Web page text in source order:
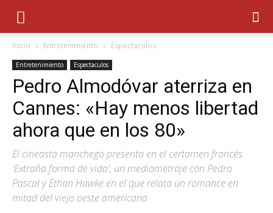
Inicio Entretenimiento Espectaculos
Entretenimiento Espectaculos
Pedro Almodóvar aterriza en
Cannes: «Hay menos libertad
ahora que en los 80»
El cineasta manchego presenta en el certamen francés
'Extraña forma de vida', un mediometraje con Pedro
Pascal y Ethan Hawke en el que relata un romance en
mitad del viejo oeste americano